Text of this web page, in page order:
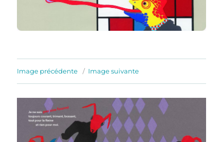
Image précédente Image suivante